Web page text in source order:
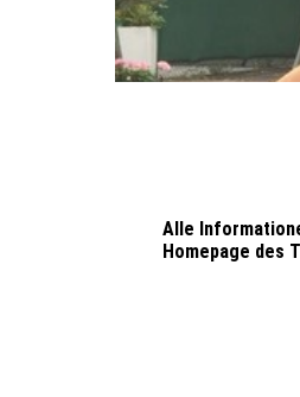
Alle
Homepage des